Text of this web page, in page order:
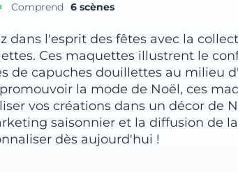
Comprend 6 scènes
dans l'esprit des fêtes avec la
Ces maquettes illustrent le
de capuches douillettes au milieu
la mode de Noël, ces
vos créations dans un décor de
saisonnier et la diffusion de
dès aujourd'hui !